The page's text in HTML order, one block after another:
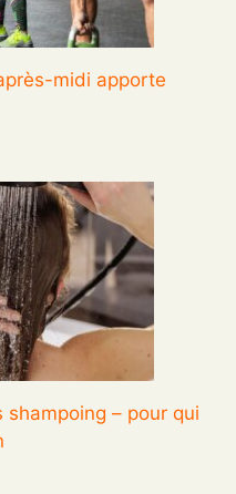
midi apporte
shampoing – pour qui